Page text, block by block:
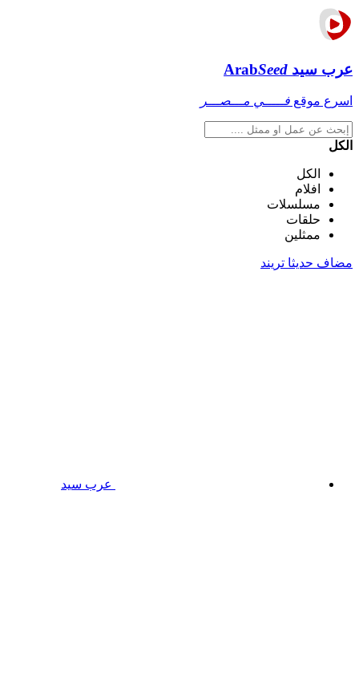
عرب سيد ArabSeed
اسرع موقع فـــــي مـــصـــر
الكل
الكل
افلام
مسلسلات
حلقات
ممثلين
مضاف حديثا تريند
عرب سيد